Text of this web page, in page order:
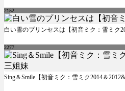
2152
白い雪のプリンセスは【初音ミク：雪ミク
2277
Sing＆Smile【初音ミク：雪ミク2014＆